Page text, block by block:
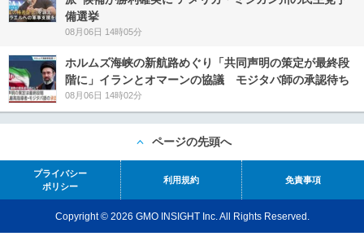
備選挙
08月06日 14時05分
ホルムズ海峡の新航路めぐり「共同声明の策定が最終段
階に」イランとオマーンの協議 モジタバ師の承認待ち
08月06日 14時02分
ページの先頭へ
プライバシー
ポリシー
利用規約 免責事項
Copyright © 2026 GMO INSIGHT Inc. All Rights Reserved.